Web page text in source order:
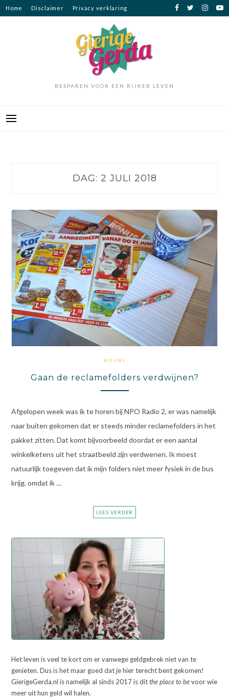
Ga
naar
Home Disclaimer Privacy verklaring
BESPAREN VOOR EEN RIJKER LEVEN
DAG: 2 JULI 2018
NIEUWS
Gaan de reclamefolders verdwijnen?
Afgelopen week was ik te horen bij NPO Radio 2, er was namelijk
naar buiten gekomen dat er steeds minder reclamefolders in het
pakket zitten. Dat komt bijvoorbeeld doordat er een aantal
winkelketens uit het straatbeeld zijn verdwenen. Ik moest
natuurlijk toegeven dat ik mijn folders niet meer fysiek in de bus
krijg, omdat ik …
LEES VERDER
Het leven is veel te kort om er vanwege geldgebrek niet van te
genieten. Dus is het maar goed dat je hier terecht bent gekomen!
GierigeGerda.nl is namelijk al sinds 2017 is ditthe place to bevoor wie
meer uit hun geld wil halen.